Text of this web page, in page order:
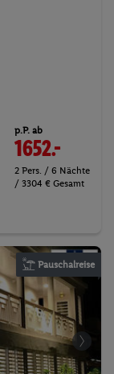
p.P. ab
1652.-
2 Pers. / 6 Nächte
/ 3304 € Gesamt
Pauschalreise